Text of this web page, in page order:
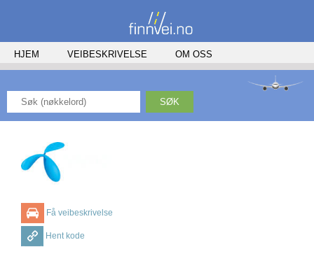
HJEM VEIBESKRIVELSE OM OSS
SØK
Få veibeskrivelse
Hent kode